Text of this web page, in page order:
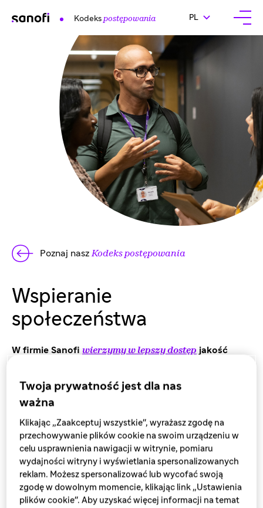
Kodeks postępowania ZMIEŃ JĘZYK,
PL
Poznaj nasz Kodeks postępowania
Wspieranie
społeczeństwa
W firmie Sanofi wierzymy w lepszy dostęp jakość
we wszystkich regionach geograficznych, w celu
wspierania wzrostu gospodarczego, włączenia
społecznego i ochrony środowiska.Nasze podejście
do wpływu społecznego ma na celu wzmocnienie,
potwierdzenie i wzmocnienie naszego
zaangażowania na rzecz społeczeństwa i
społeczności, którym służymy. Nasz wpływ
społeczny jest możliwy dzięki trzem wysiłkom:
Twoja prywatność jest dla nas
ważna
Klikając „Zaakceptuj wszystkie", wyrażasz zgodę na
przechowywanie plików cookie na swoim urządzeniu w
celu usprawnienia nawigacji w witrynie, pomiaru
wydajności witryny i wyświetlania spersonalizowanych
reklam. Możesz spersonalizować lub wycofać swoją
zgodę w dowolnym momencie, klikając link „Ustawienia
plików cookie". Aby uzyskać więcej informacji na temat